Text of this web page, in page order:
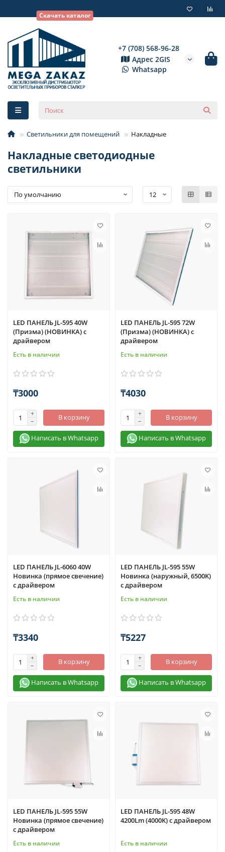
+7 (708) 568-96-28
Адрес 2GIS
Whatsapp
Скачать каталог
Светильники для помещений Накладные
Накладные светодиодные
светильники
LED ПАНЕЛЬ JL-595 40W
(Призма) (НОВИНКА) с
драйвером
Есть в наличии
₸3000
В корзину
Написать в Whatsapp
LED ПАНЕЛЬ JL-595 72W
(Призма) (НОВИНКА) с
драйвером
Есть в наличии
₸4030
В корзину
Написать в Whatsapp
LED ПАНЕЛЬ JL-6060 40W
Новинка (прямое свечение)
с драйвером
Есть в наличии
₸3340
В корзину
Написать в Whatsapp
LED ПАНЕЛЬ JL-595 55W
Новинка (наружный, 6500K)
с драйвером
Есть в наличии
₸5227
В корзину
Написать в Whatsapp
LED ПАНЕЛЬ JL-595 55W
Новинка (прямое свечение)
с драйвером
Есть в наличии
LED ПАНЕЛЬ JL-595 48W
4200Lm (4000K) с драйвером
Есть в наличии